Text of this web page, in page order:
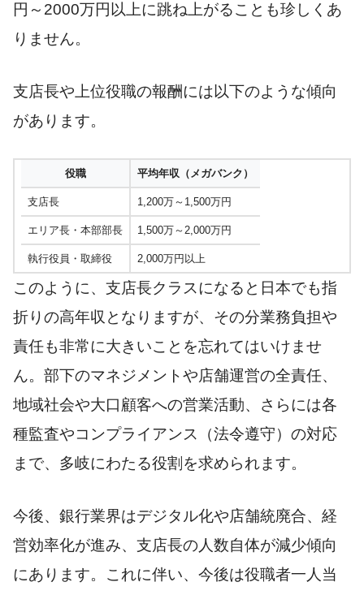
円～2000万円以上に跳ね上がることも珍しくあ
りません。
支店長や上位役職の報酬には以下のような傾向
があります。
役職 平均年収（メガバンク）
支店長 1,200万～1,500万円
エリア長・本部部長 1,500万～2,000万円
執行役員・取締役 2,000万円以上
このように、支店長クラスになると日本でも指
折りの高年収となりますが、その分業務負担や
責任も非常に大きいことを忘れてはいけませ
ん。部下のマネジメントや店舗運営の全責任、
地域社会や大口顧客への営業活動、さらには各
種監査やコンプライアンス（法令遵守）の対応
まで、多岐にわたる役割を求められます。
今後、銀行業界はデジタル化や店舗統廃合、経
営効率化が進み、支店長の人数自体が減少傾向
にあります。これに伴い、今後は役職者一人当